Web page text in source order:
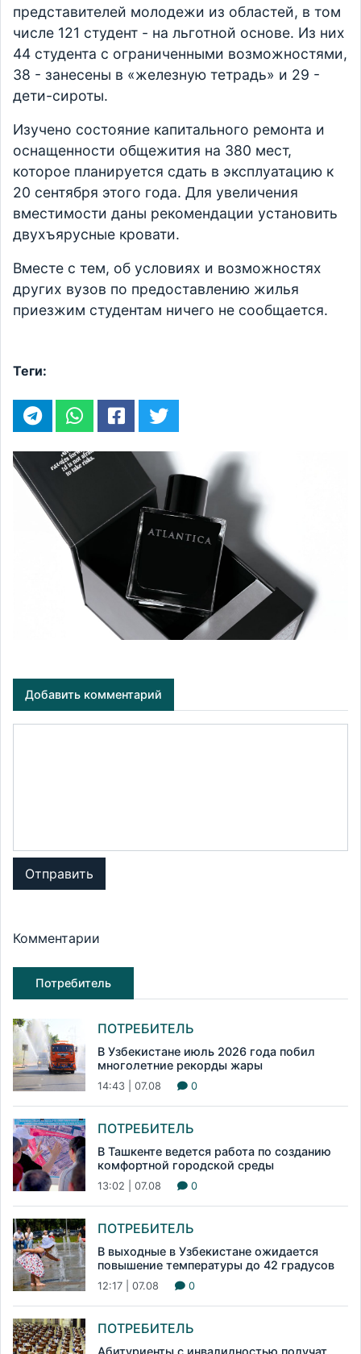
представителей молодежи из областей, в том
числе 121 студент - на льготной основе. Из них
44 студента с ограниченными возможностями,
38 - занесены в «железную тетрадь» и 29 -
дети-сироты.
Изучено состояние капитального ремонта и
оснащенности общежития на 380 мест,
которое планируется сдать в эксплуатацию к
20 сентября этого года. Для увеличения
вместимости даны рекомендации установить
двухъярусные кровати.
Вместе с тем, об условиях и возможностях
других вузов по предоставлению жилья
приезжим студентам ничего не сообщается.
Теги:
Добавить комментарий
Отправить
Комментарии
Потребитель
ПОТРЕБИТЕЛЬ
В Узбекистане июль 2026 года побил
многолетние рекорды жары
14:43 | 07.08 0
ПОТРЕБИТЕЛЬ
В Ташкенте ведется работа по созданию
комфортной городской среды
13:02 | 07.08 0
ПОТРЕБИТЕЛЬ
В выходные в Узбекистане ожидается
повышение температуры до 42 градусов
12:17 | 07.08 0
ПОТРЕБИТЕЛЬ
Абитуриенты с инвалидностью получат